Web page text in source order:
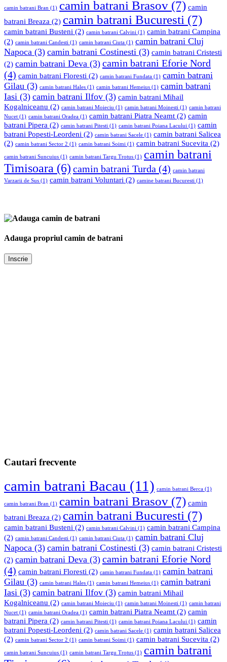
camin batrani Bran (1) camin batrani Brasov (7) camin
batrani Breaza (2) camin batrani Bucuresti (7)
camin batrani Busteni (2) camin batrani Calvini (1) camin batrani Campina
(2) camin batrani Candesti (1) camin batrani Ciuta (1) camin batrani Cluj
Napoca (3) camin batrani Costinesti (3) camin batrani Cristesti
(2) camin batrani Deva (3) camin batrani Eforie Nord
(4) camin batrani Floresti (2) camin batrani Fundata (1) camin batrani
Gilau (3) camin batrani Hales (1) camin batrani Hemeius (1) camin batrani
Iasi (3) camin batrani Ilfov (3) camin batrani Mihail
Kogalniceanu (2) camin batrani Moieciu (1) camin batrani Moinesti (1) camin batrani
Nucet (1) camin batrani Oradea (1) camin batrani Piatra Neamt (2) camin
batrani Pipera (2) camin batrani Pitesti (1) camin batrani Poiana Lacului (1) camin
batrani Popesti-Leordeni (2) camin batrani Sacele (1) camin batrani Salicea
(2) camin batrani Sector 2 (1) camin batrani Soimi (1) camin batrani Sucevita (2)
camin batrani Suncuius (1) camin batrani Targu Trotus (1) camin batrani
Timisoara (6) camin batrani Turda (4) camin batrani
Varzarii de Sus (1) camin batrani Voluntari (2) camine batrani Bucuresti (1)
Adauga propriul camin de batrani
Inscrie
Cautari frecvente
camin batrani Bacau (11) camin batrani Berca (1)
camin batrani Bran (1) camin batrani Brasov (7) camin
batrani Breaza (2) camin batrani Bucuresti (7)
camin batrani Busteni (2) camin batrani Calvini (1) camin batrani Campina
(2) camin batrani Candesti (1) camin batrani Ciuta (1) camin batrani Cluj
Napoca (3) camin batrani Costinesti (3) camin batrani Cristesti
(2) camin batrani Deva (3) camin batrani Eforie Nord
(4) camin batrani Floresti (2) camin batrani Fundata (1) camin batrani
Gilau (3) camin batrani Hales (1) camin batrani Hemeius (1) camin batrani
Iasi (3) camin batrani Ilfov (3) camin batrani Mihail
Kogalniceanu (2) camin batrani Moieciu (1) camin batrani Moinesti (1) camin batrani
Nucet (1) camin batrani Oradea (1) camin batrani Piatra Neamt (2) camin
batrani Pipera (2) camin batrani Pitesti (1) camin batrani Poiana Lacului (1) camin
batrani Popesti-Leordeni (2) camin batrani Sacele (1) camin batrani Salicea
(2) camin batrani Sector 2 (1) camin batrani Soimi (1) camin batrani Sucevita (2)
camin batrani Suncuius (1) camin batrani Targu Trotus (1) camin batrani